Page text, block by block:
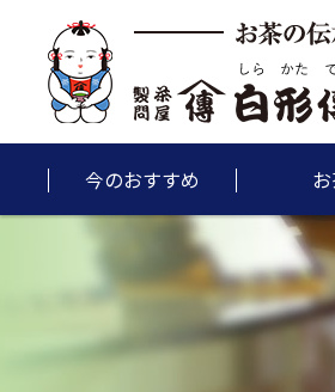
今のおすすめ